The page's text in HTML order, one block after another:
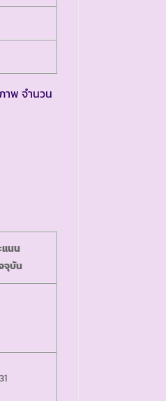
าพ จำนวน
แนน
จุบัน